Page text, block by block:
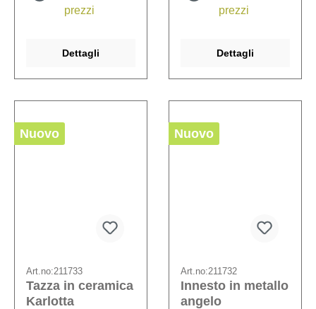
prezzi
Dettagli
prezzi
Dettagli
Nuovo
Art.no:211733
Tazza in ceramica
Karlotta
Nuovo
Art.no:211732
Innesto in metallo
angelo